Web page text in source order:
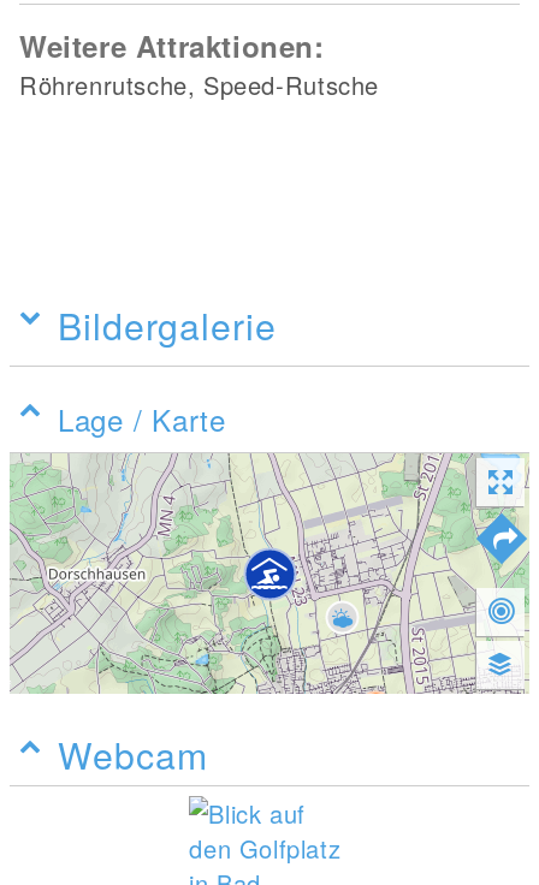
Weitere Attraktionen:
Röhrenrutsche, Speed-Rutsche
Bildergalerie
Lage / Karte
Webcam